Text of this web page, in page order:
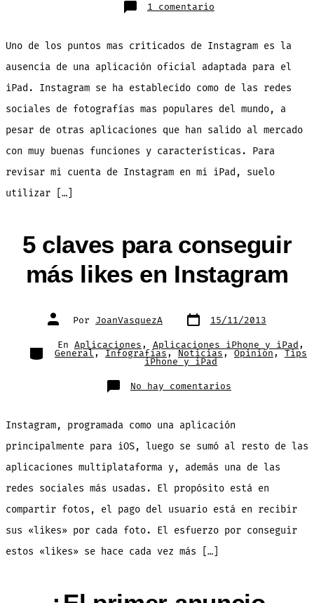
1 comentario
Esta
duda
la
aplicación
de
Instagram
para
Uno de los puntos mas criticados de Instagram es la
ausencia de una aplicación oficial adaptada para el
iPad. Instagram se ha establecido como de las redes
sociales de fotografías mas populares del mundo, a
pesar de otras aplicaciones que han salido al mercado
con muy buenas funciones y características. Para
revisar mi cuenta de Instagram en mi iPad, suelo
utilizar […]
5 claves para conseguir
más likes en Instagram
Autor
de
entrada
Por JoanVasquezA Fecha
de 15/11/2013
Categorías
En Aplicaciones , Aplicaciones iPhone y iPad ,
General , Infografías , Noticias , Opinión , Tips
iPhone y iPad
No hay comentarios
5
más
en
Instagram
Instagram, programada como una aplicación
principalmente para iOS, luego se sumó al resto de las
aplicaciones multiplataforma y, además una de las
redes sociales más usadas. El propósito está en
compartir fotos, el pago del usuario está en recibir
sus «likes» por cada foto. El esfuerzo por conseguir
estos «likes» se hace cada vez más […]